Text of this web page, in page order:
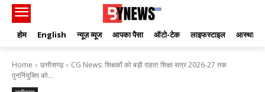
होम English न्यूज़ व्यूज आपका पैसा ऑटो-टेक लाइफस्टाइल आस्था
Home छत्तीसगढ़
CG News: शिक्षकों को बड़ी राहत! शिक्षा सत्र 2026-27 तक
पुनर्नियुक्ति को...